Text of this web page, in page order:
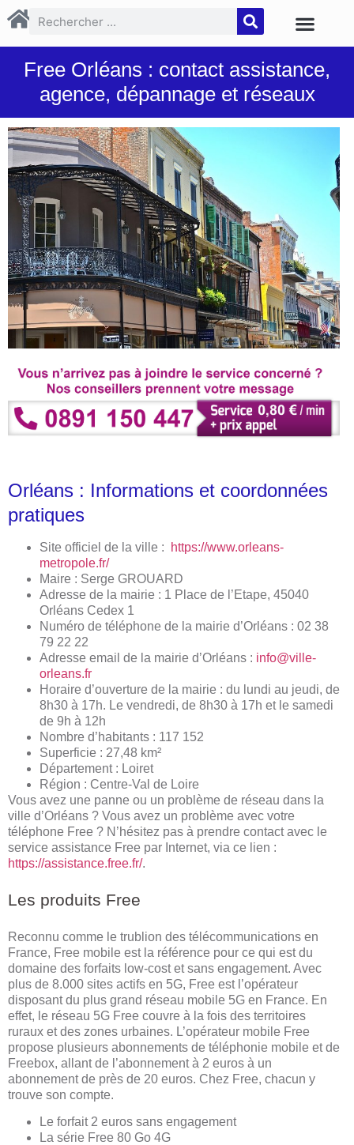
Free Orléans : contact assistance,
agence, dépannage et réseaux
Orléans : Informations et coordonnées
pratiques
Site officiel de la ville :
https://www.orleans-
metropole.fr/
Maire : Serge GROUARD
Adresse de la mairie : 1 Place de l’Etape, 45040
Orléans Cedex 1
Numéro de téléphone de la mairie d’Orléans : 02 38
79 22 22
Adresse email de la mairie d’Orléans : info@ville-
orleans.fr
Horaire d’ouverture de la mairie : du lundi au jeudi, de
8h30 à 17h. Le vendredi, de 8h30 à 17h et le samedi
de 9h à 12h
Nombre d’habitants : 117 152
Superficie : 27,48 km²
Département : Loiret
Région : Centre-Val de Loire
Vous avez une panne ou un problème de réseau dans la
ville d’Orléans ? Vous avez un problème avec votre
téléphone Free ? N’hésitez pas à prendre contact avec le
service assistance Free par Internet, via ce lien :
https://assistance.free.fr/.
Les produits Free
Reconnu comme le trublion des télécommunications en
France, Free mobile est la référence pour ce qui est du
domaine des forfaits low-cost et sans engagement. Avec
plus de 8.000 sites actifs en 5G, Free est l’opérateur
disposant du plus grand réseau mobile 5G en France. En
effet, le réseau 5G Free couvre à la fois des territoires
ruraux et des zones urbaines. L’opérateur mobile Free
propose plusieurs abonnements de téléphonie mobile et de
Freebox, allant de l’abonnement à 2 euros à un
abonnement de près de 20 euros. Chez Free, chacun y
trouve son compte.
Le forfait 2 euros sans engagement
La série Free 80 Go 4G